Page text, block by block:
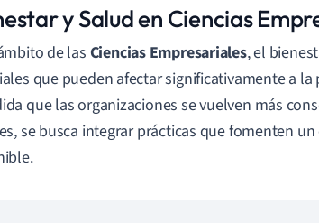
y Salud en Ciencias
de lasCiencias Empresariales, el
que pueden afectar significativamente a
que las organizaciones se vuelven más
se busca integrar prácticas que fomenten